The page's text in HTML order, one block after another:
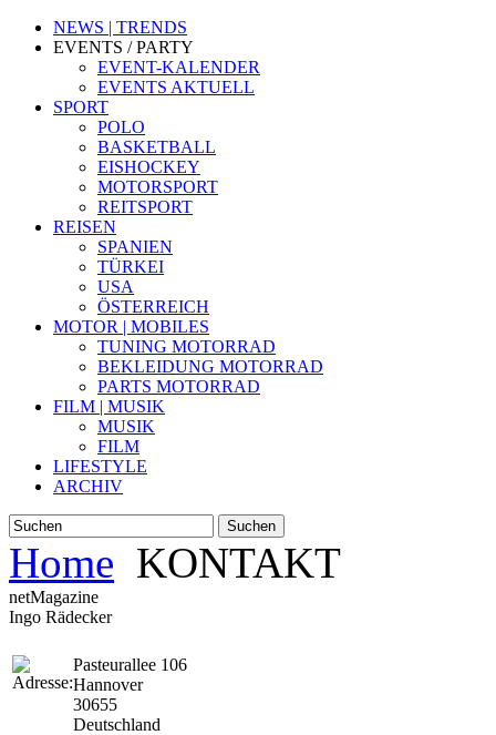
NEWS | TRENDS
EVENTS / PARTY
EVENT-KALENDER
EVENTS AKTUELL
SPORT
POLO
BASKETBALL
EISHOCKEY
MOTORSPORT
REITSPORT
REISEN
SPANIEN
TÜRKEI
USA
ÖSTERREICH
MOTOR | MOBILES
TUNING MOTORRAD
BEKLEIDUNG MOTORRAD
PARTS MOTORRAD
FILM | MUSIK
MUSIK
FILM
LIFESTYLE
ARCHIV
Suchen
Home KONTAKT
netMagazine
Ingo Rädecker
Pasteurallee 106
Hannover
30655
Deutschland